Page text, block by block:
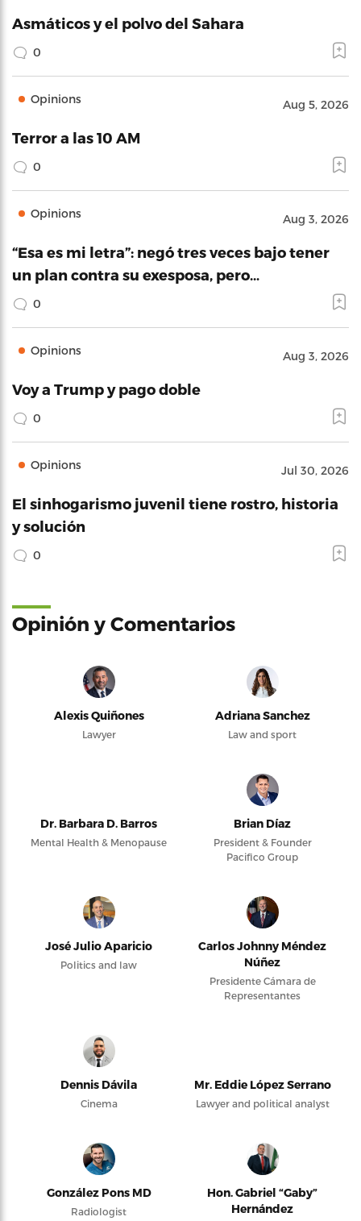
Asmáticos y el polvo del Sahara
0
Opinions Aug 5, 2026
Terror a las 10 AM
0
Opinions Aug 3, 2026
“Esa es mi letra”: negó tres veces bajo tener
un plan contra su exesposa, pero…
0
Opinions Aug 3, 2026
Voy a Trump y pago doble
0
Opinions Jul 30, 2026
El sinhogarismo juvenil tiene rostro, historia
y solución
0
Opinión y Comentarios
Alexis Quiñones
Lawyer
Adriana Sanchez
Law and sport
Dr. Barbara D. Barros
Mental Health & Menopause
Brian Díaz
President & Founder
Pacifico Group
José Julio Aparicio
Politics and law
Carlos Johnny Méndez
Núñez
Presidente Cámara de
Representantes
Dennis Dávila
Cinema
Mr. Eddie López Serrano
Lawyer and political analyst
González Pons MD
Radiologist
Hon. Gabriel “Gaby”
Hernández